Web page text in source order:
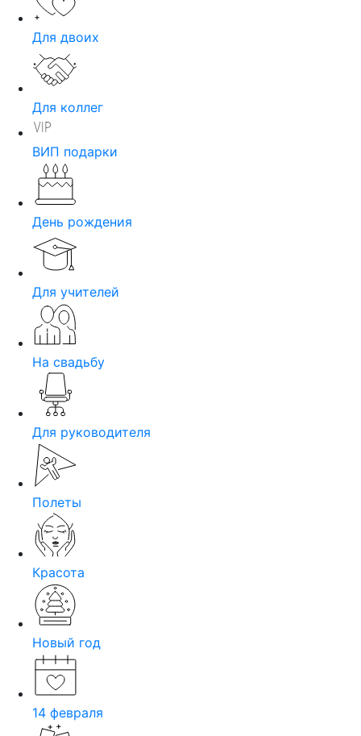
Для двоих
Для коллег
ВИП подарки
День рождения
Для учителей
На свадьбу
Для руководителя
Полеты
Красота
Новый год
14 февраля